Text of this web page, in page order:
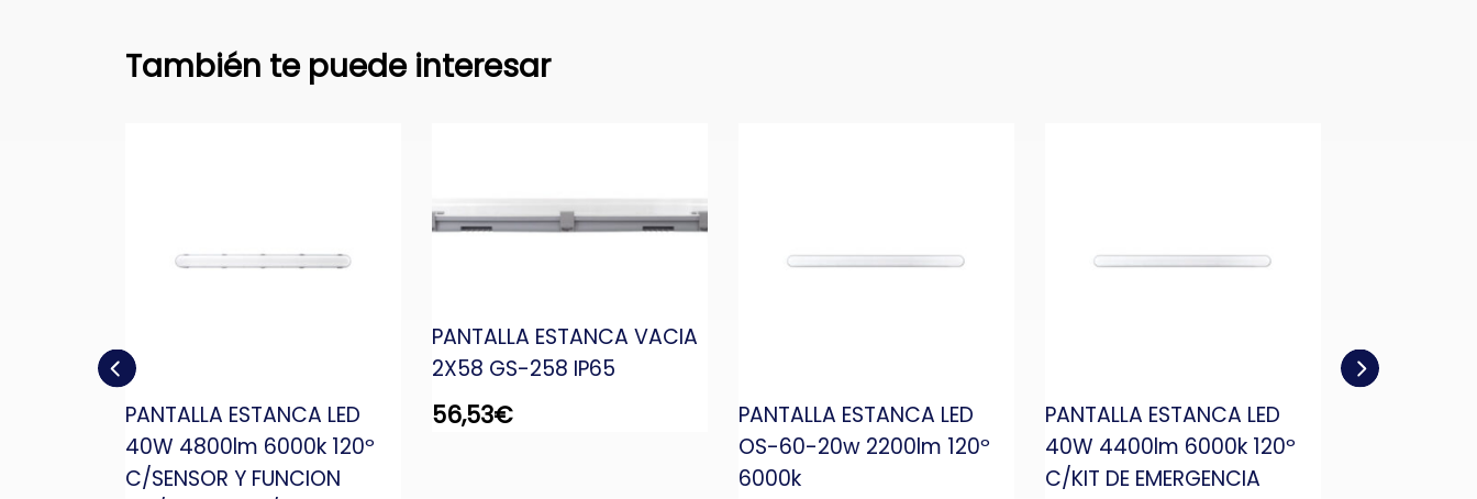
También te puede interesar
PANTALLA ESTANCA LED
40W 4800lm 6000k 120º
C/SENSOR Y FUNCION
PANTALLA ESTANCA VACIA
2X58 GS-258 IP65
56,53€
PANTALLA ESTANCA LED
OS-60-20w 2200lm 120º
6000k
PANTALLA ESTANCA LED
40W 4400lm 6000k 120º
C/KIT DE EMERGENCIA